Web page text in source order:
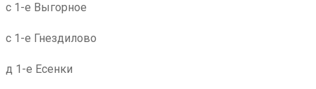
с 1-е Выгорное
с 1-е Гнездилово
д 1-е Есенки